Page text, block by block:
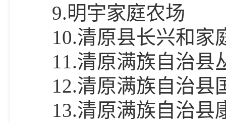
9.明宇家庭农场
10.清原县长兴和家
11.清原满族自治县
12.清原满族自治县
13.清原满族自治县